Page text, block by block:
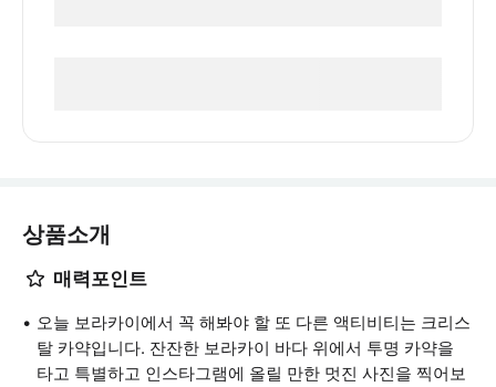
상품소개
매력포인트
오늘 보라카이에서 꼭 해봐야 할 또 다른 액티비티는 크리스
탈 카약입니다. 잔잔한 보라카이 바다 위에서 투명 카약을
타고 특별하고 인스타그램에 올릴 만한 멋진 사진을 찍어보